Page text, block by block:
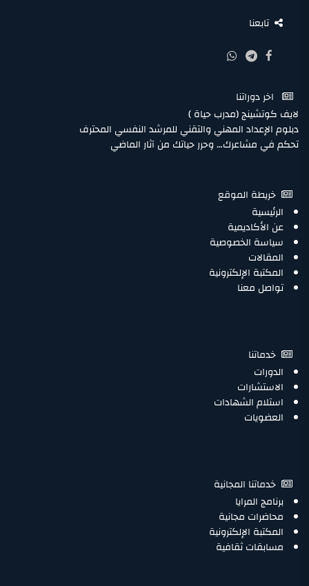
تابعنا
اخر دوراتنا
لايف كوتشينج (مدرب حياة )
دبلوم الإعداد المهني والتقني للمرشد النفسي المحترف
تحكم في مشاعرك… وحرر حياتك من آثار الماضي
خريطة الموقع
الرئيسية
عن الأكاديمية
سياسة الخصوصية
المقالات
المكتبة الإلكترونية
تواصل معنا
خدماتنا
الدورات
الاستشارات
استلام الشهادات
العضويات
خدماتنا المجانية
برنامج المرايا
محاضرات مجانية
المكتبة الإلكترونية
مسابقات ثقافية